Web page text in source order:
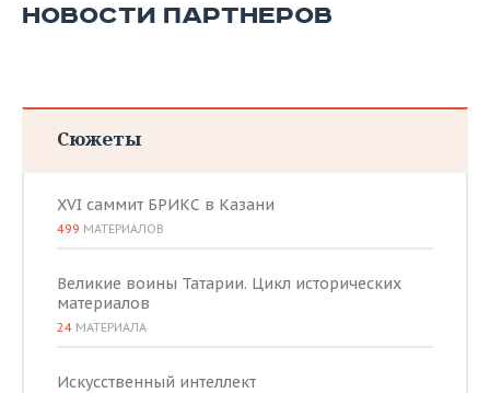
НОВОСТИ ПАРТНЕРОВ
Сюжеты
XVI саммит БРИКС в Казани
499 МАТЕРИАЛОВ
Великие воины Татарии. Цикл исторических
материалов
24 МАТЕРИАЛА
Искусственный интеллект